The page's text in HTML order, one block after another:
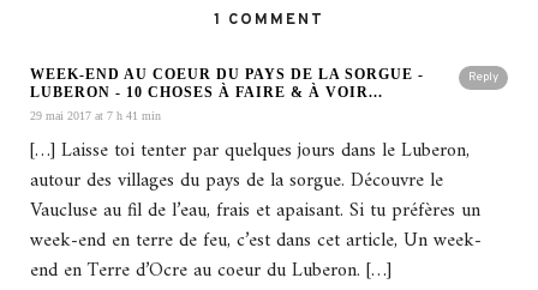
1 COMMENT
Reply
WEEK-END AU COEUR DU PAYS DE LA SORGUE -
LUBERON - 10 CHOSES À FAIRE & À VOIR...
29 mai 2017 at 7 h 41 min
[…] Laisse toi tenter par quelques jours dans le Luberon,
autour des villages du pays de la sorgue. Découvre le
Vaucluse au fil de l’eau, frais et apaisant. Si tu préfères un
week-end en terre de feu, c’est dans cet article, Un week-
end en Terre d’Ocre au coeur du Luberon. […]